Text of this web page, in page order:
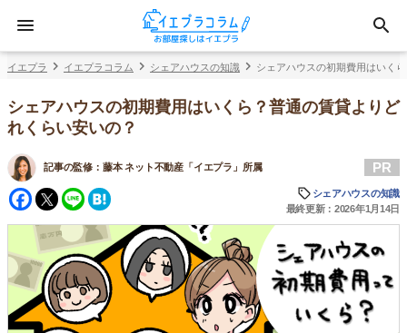
イエプラ イエプラコラム シェアハウスの知識 シェアハウスの初期費用はいく
シェアハウスの初期費用はいくら？普通の賃貸よりど
れくらい安いの？
記事の監修： 藤本 ネット不動産「イエプラ」所属
Facebook
Twitter
Line
PR
シェアハウスの知識
最終更新：2026年1月14日